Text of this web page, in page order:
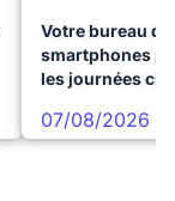
Votre bureau
smartphones
les journées
07/08/2026